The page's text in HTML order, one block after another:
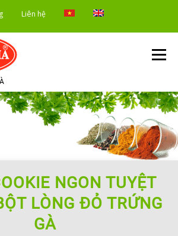
Liên hệ
Menu
GIỚI THIỆU SẢN PHẨM
TIN TỨC
NGON TUYỆT
LÒNG ĐỎ TRỨNG
GÀ